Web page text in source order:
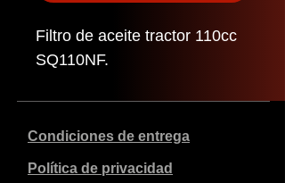
Filtro de aceite tractor 110cc
SQ110NF.
Condiciones de entrega
Política de privacidad